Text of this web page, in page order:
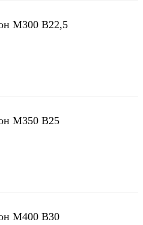
М300 В22,5
М350 В25
М400 В30